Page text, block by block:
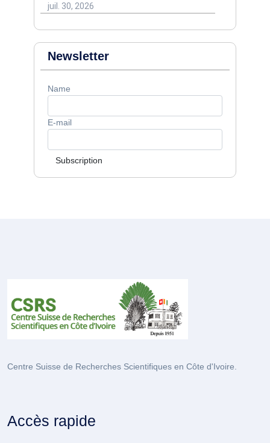
juil. 30, 2026
Newsletter
Name
E-mail
Subscription
Centre Suisse de Recherches Scientifiques en Côte d'Ivoire.
Accès rapide